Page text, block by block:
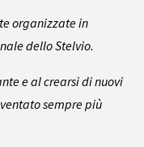
organizzate in
dello Stelvio.
e al crearsi di nuovi
sempre più